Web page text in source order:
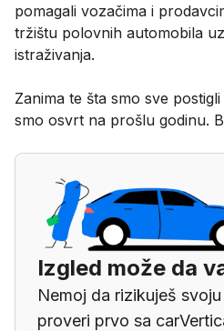
pomagali vozačima i
tržištu polovnih automobila
istraživanja.
Zanima te šta smo sve
smo osvrt na prošlu godinu.
Izgled može da
Nemoj da rizikuješ
proveri prvo sa